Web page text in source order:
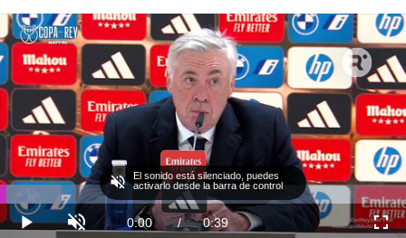
Play Unmute Current
0:00 / Duration
0:39
:
30.33%
El sonido está silenciado, puedes
activarlo desde la barra de control